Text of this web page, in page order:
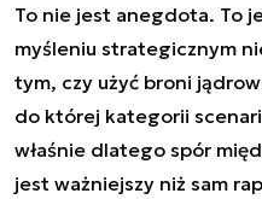
To nie jest anegdota. To
myśleniu strategicznym
tym, czy użyć broni
do której kategorii
właśnie dlatego spór
jest ważniejszy niż sam